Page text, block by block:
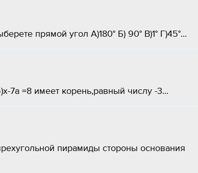
прямой угол А)180° Б) 90° В)1° Г)45°​...
7а =8 имеет корень,равный числу -3...
пирамиды стороны основания